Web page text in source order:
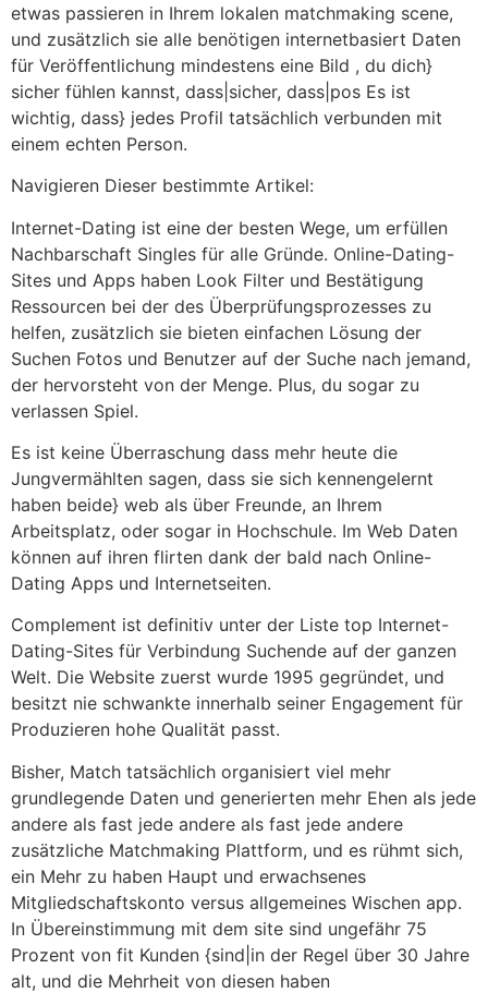
etwas passieren in Ihrem lokalen matchmaking scene,
und zusätzlich sie alle benötigen internetbasiert Daten
für Veröffentlichung mindestens eine Bild , du dich}
sicher fühlen kannst, dass|sicher, dass|pos Es ist
wichtig, dass} jedes Profil tatsächlich verbunden mit
einem echten Person.
Navigieren Dieser bestimmte Artikel:
Internet-Dating ist eine der besten Wege, um erfüllen
Nachbarschaft Singles für alle Gründe. Online-Dating-
Sites und Apps haben Look Filter und Bestätigung
Ressourcen bei der des Überprüfungsprozesses zu
helfen, zusätzlich sie bieten einfachen Lösung der
Suchen Fotos und Benutzer auf der Suche nach jemand,
der hervorsteht von der Menge. Plus, du sogar zu
verlassen Spiel.
Es ist keine Überraschung dass mehr heute die
Jungvermählten sagen, dass sie sich kennengelernt
haben beide} web als über Freunde, an Ihrem
Arbeitsplatz, oder sogar in Hochschule. Im Web Daten
können auf ihren flirten dank der bald nach Online-
Dating Apps und Internetseiten.
Complement ist definitiv unter der Liste top Internet-
Dating-Sites für Verbindung Suchende auf der ganzen
Welt. Die Website zuerst wurde 1995 gegründet, und
besitzt nie schwankte innerhalb seiner Engagement für
Produzieren hohe Qualität passt.
Bisher, Match tatsächlich organisiert viel mehr
grundlegende Daten und generierten mehr Ehen als jede
andere als fast jede andere als fast jede andere
zusätzliche Matchmaking Plattform, und es rühmt sich,
ein Mehr zu haben Haupt und erwachsenes
Mitgliedschaftskonto versus allgemeines Wischen app.
In Übereinstimmung mit dem site sind ungefähr 75
Prozent von fit Kunden {sind|in der Regel über 30 Jahre
alt, und die Mehrheit von diesen haben